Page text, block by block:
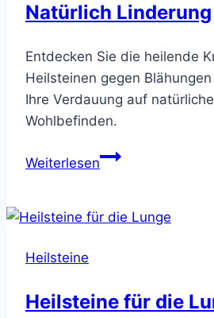
Natürlich Linderung
Entdecken Sie die heilende
Heilsteinen gegen
Ihre Verdauung auf
Wohlbefinden.
WeiterlesenHeilstein
–
Heilsteine
Heilsteine für die